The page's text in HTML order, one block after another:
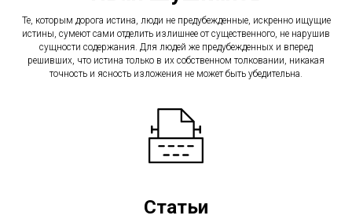
Те, которым дорога истина, люди не предубежденные, искренно ищущие
истины, сумеют сами отделить излишнее от существенного, не нарушив
сущности содержания. Для людей же предубежденных и вперед
решивших, что истина только в их собственном толковании, никакая
точность и ясность изложения не может быть убедительна.
Статьи